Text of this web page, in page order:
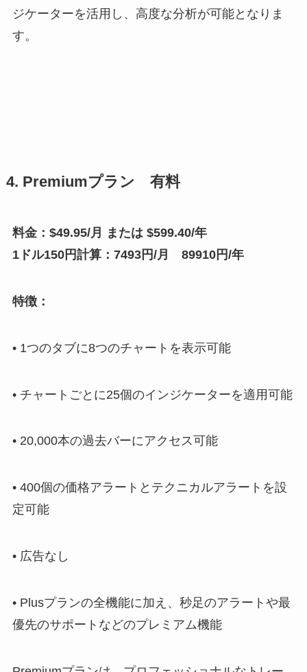
ジケーターを活用し、高度な分析が可能となりま
す。
4. Premiumプラン 有料
料金：$49.95/月 または $599.40/年
1ドル150円計算：7493円/月 89910円/年
特徴：
• 1つのタブに8つのチャートを表示可能
• チャートごとに25個のインジケーターを適用可能
• 20,000本の過去バーにアクセス可能
• 400個の価格アラートとテクニカルアラートを設
定可能
• 広告なし
• Plusプランの全機能に加え、秒足のアラートや最
優先のサポートなどのプレミアム機能